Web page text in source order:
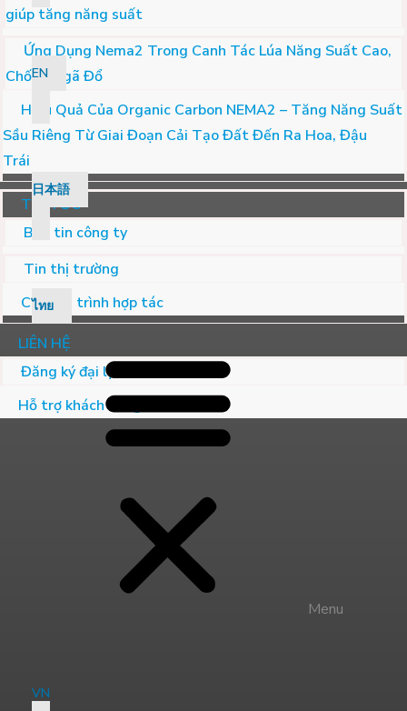
EN
日本語
ไทย
Menu
VN
giúp tăng năng suất
Ứng Dụng Nema2 Trong Canh Tác Lúa Năng Suất Cao,
Chống Ngã Đổ
Hiệu Quả Của Organic Carbon NEMA2 – Tăng Năng Suất
Sầu Riêng Từ Giai Đoạn Cải Tạo Đất Đến Ra Hoa, Đậu
Trái
TIN TỨC
Bản tin công ty
Tin thị trường
Chương trình hợp tác
LIÊN HỆ
Đăng ký đại lý
Hỗ trợ khách hàng